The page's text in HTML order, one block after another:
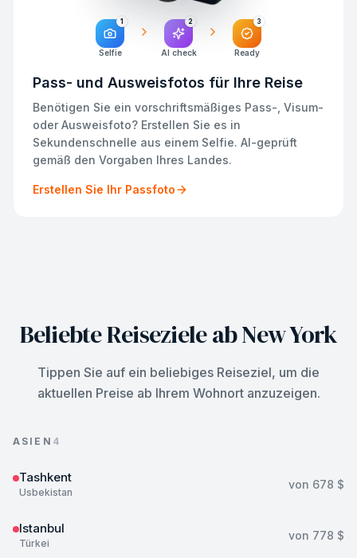
1
Selfie
2
AI check
3
Ready
Pass- und Ausweisfotos für Ihre Reise
Benötigen Sie ein vorschriftsmäßiges Pass-, Visum-
oder Ausweisfoto? Erstellen Sie es in
Sekundenschnelle aus einem Selfie. AI-geprüft
gemäß den Vorgaben Ihres Landes.
Erstellen Sie Ihr Passfoto
Beliebte Reiseziele ab New York
Tippen Sie auf ein beliebiges Reiseziel, um die
aktuellen Preise ab Ihrem Wohnort anzuzeigen.
ASIEN 4
Tashkent
Usbekistan
von 678 $
Istanbul
Türkei
von 778 $